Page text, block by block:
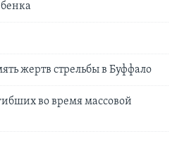
жертв стрельбы в Буффало
во время массовой